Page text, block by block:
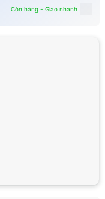
Còn hàng - Giao nhanh